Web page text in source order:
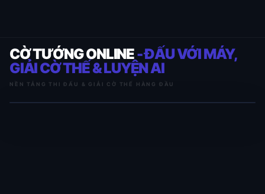
CỜ TƯỚNG ONLINE- ĐẤU VỚI MÁY,
GIẢI CỜ THẾ & LUYỆN AI
NỀN TẢNG THI ĐẤU & GIẢI CỜ THẾ HÀNG ĐẦU